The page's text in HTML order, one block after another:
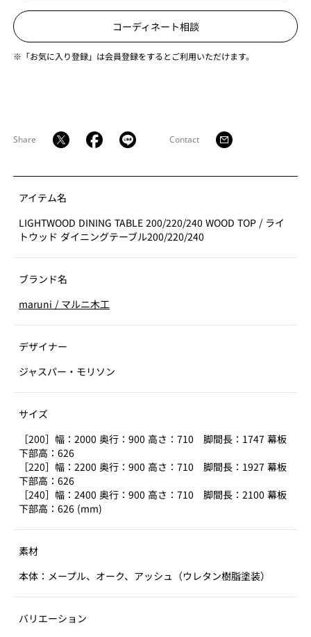
コーディネート相談
※「お気に入り登録」は会員登録をするとご利用いただけます。
Share Contact
アイテム名
LIGHTWOOD DINING TABLE 200/220/240 WOOD TOP / ライ
トウッド ダイニングテーブル200/220/240
ブランド名
maruni / マルニ木工
デザイナー
ジャスパー・モリソン
サイズ
［200］幅：2000 奥行：900 高さ：710 脚間長：1747 幕板
下部高：626
［220］幅：2200 奥行：900 高さ：710 脚間長：1927 幕板
下部高：626
［240］幅：2400 奥行：900 高さ：710 脚間長：2100 幕板
下部高：626 (mm)
素材
本体：メープル、オーク、アッシュ（ウレタン樹脂塗装）
バリエーション